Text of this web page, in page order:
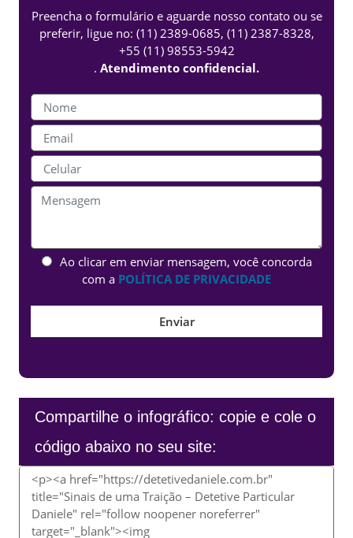
Preencha o formulário e aguarde nosso contato ou se
preferir, ligue no: (11) 2389-0685, (11) 2387-8328,
+55 (11) 98553-5942
. Atendimento confidencial.
Ao clicar em enviar mensagem, você concorda
com a POLÍTICA DE PRIVACIDADE
Compartilhe o infográfico: copie e cole o
código abaixo no seu site: